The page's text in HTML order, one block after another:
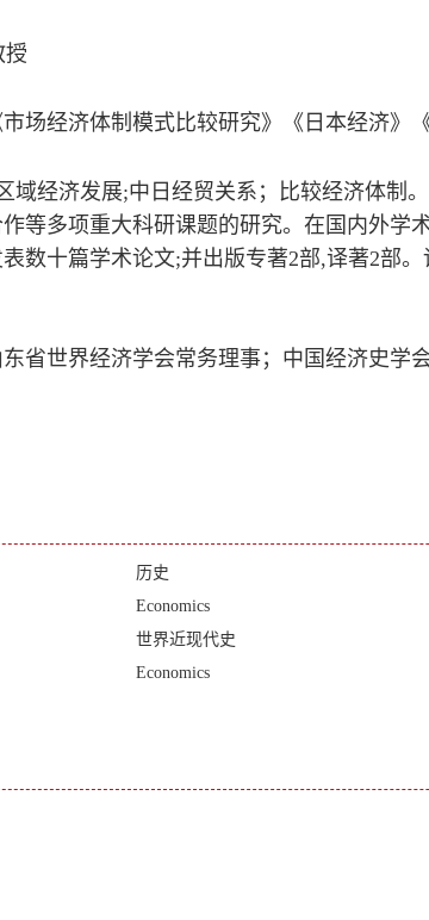
授
场经济体制模式比较研究》
《日本经济》
经济发展;中日经贸关系；比较经济体制
等多项重大科研课题的研究。在国内外学
数十篇学术论文;并出版专著2部,译著2部。
东省世界经济学会常务理事； 中国经济史学
历史
Economics
世界近现代史
Economics